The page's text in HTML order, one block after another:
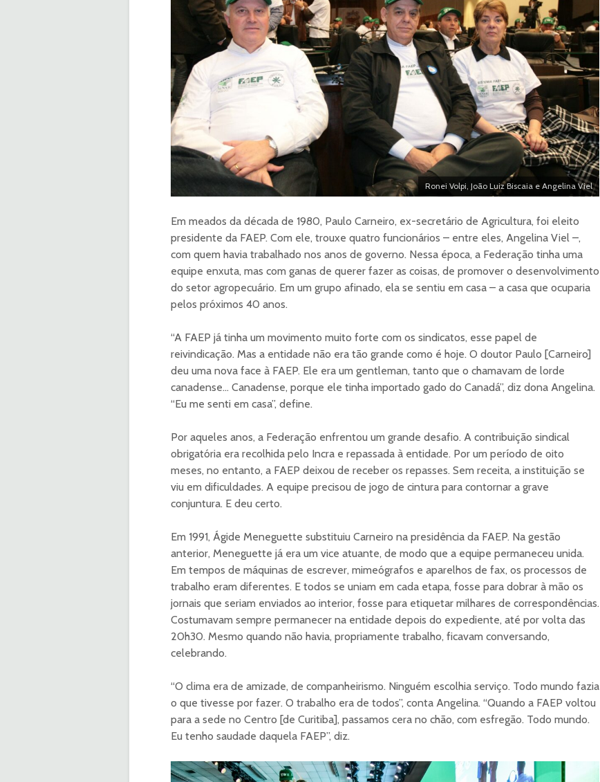
Ronei Volpi, João Luiz Biscaia e Angelina Viel
Em meados da década de 1980, Paulo Carneiro, ex-secretário de Agricultura, foi eleito
presidente da FAEP. Com ele, trouxe quatro funcionários – entre eles, Angelina Viel –,
com quem havia trabalhado nos anos de governo. Nessa época, a Federação tinha uma
equipe enxuta, mas com ganas de querer fazer as coisas, de promover o desenvolvimento
do setor agropecuário. Em um grupo afinado, ela se sentiu em casa – a casa que ocuparia
pelos próximos 40 anos.
“A FAEP já tinha um movimento muito forte com os sindicatos, esse papel de
reivindicação. Mas a entidade não era tão grande como é hoje. O doutor Paulo [Carneiro]
deu uma nova face à FAEP. Ele era um gentleman, tanto que o chamavam de lorde
canadense… Canadense, porque ele tinha importado gado do Canadá”, diz dona Angelina.
“Eu me senti em casa”, define.
Por aqueles anos, a Federação enfrentou um grande desafio. A contribuição sindical
obrigatória era recolhida pelo Incra e repassada à entidade. Por um período de oito
meses, no entanto, a FAEP deixou de receber os repasses. Sem receita, a instituição se
viu em dificuldades. A equipe precisou de jogo de cintura para contornar a grave
conjuntura. E deu certo.
Em 1991, Ágide Meneguette substituiu Carneiro na presidência da FAEP. Na gestão
anterior, Meneguette já era um vice atuante, de modo que a equipe permaneceu unida.
Em tempos de máquinas de escrever, mimeógrafos e aparelhos de fax, os processos de
trabalho eram diferentes. E todos se uniam em cada etapa, fosse para dobrar à mão os
jornais que seriam enviados ao interior, fosse para etiquetar milhares de correspondências.
Costumavam sempre permanecer na entidade depois do expediente, até por volta das
20h30. Mesmo quando não havia, propriamente trabalho, ficavam conversando,
celebrando.
“O clima era de amizade, de companheirismo. Ninguém escolhia serviço. Todo mundo fazia
o que tivesse por fazer. O trabalho era de todos”, conta Angelina. “Quando a FAEP voltou
para a sede no Centro [de Curitiba], passamos cera no chão, com esfregão. Todo mundo.
Eu tenho saudade daquela FAEP”, diz.